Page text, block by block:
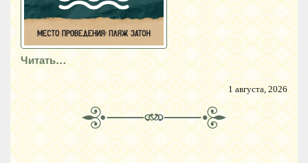
Читать…
1 августа, 2026